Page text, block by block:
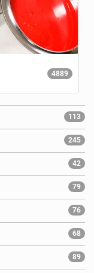
4889
113
245
42
79
76
68
89